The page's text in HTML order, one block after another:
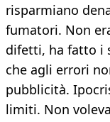
risparmiano
fumatori. Non
difetti, ha fatto i
che agli errori
pubblicità.
limiti. Non